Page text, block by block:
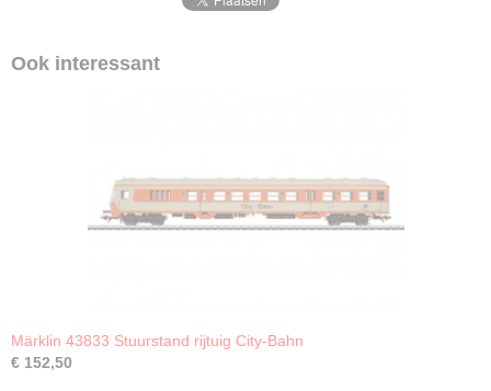
Ook interessant
Märklin 43833 Stuurstand rijtuig City-Bahn
€ 152,50